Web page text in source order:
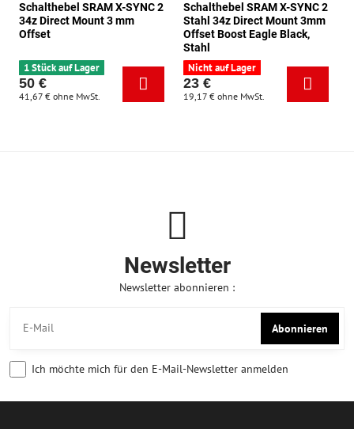
Schalthebel SRAM X-SYNC 2
34z Direct Mount 3 mm
Offset
1 Stück auf Lager
50 €
41,67 € ohne MwSt.
Schalthebel SRAM X-SYNC 2
Stahl 34z Direct Mount 3mm
Offset Boost Eagle Black,
Stahl
Nicht auf Lager
23 €
19,17 € ohne MwSt.
Newsletter
Newsletter abonnieren :
Abonnieren
Ich möchte mich für den E-Mail-Newsletter anmelden